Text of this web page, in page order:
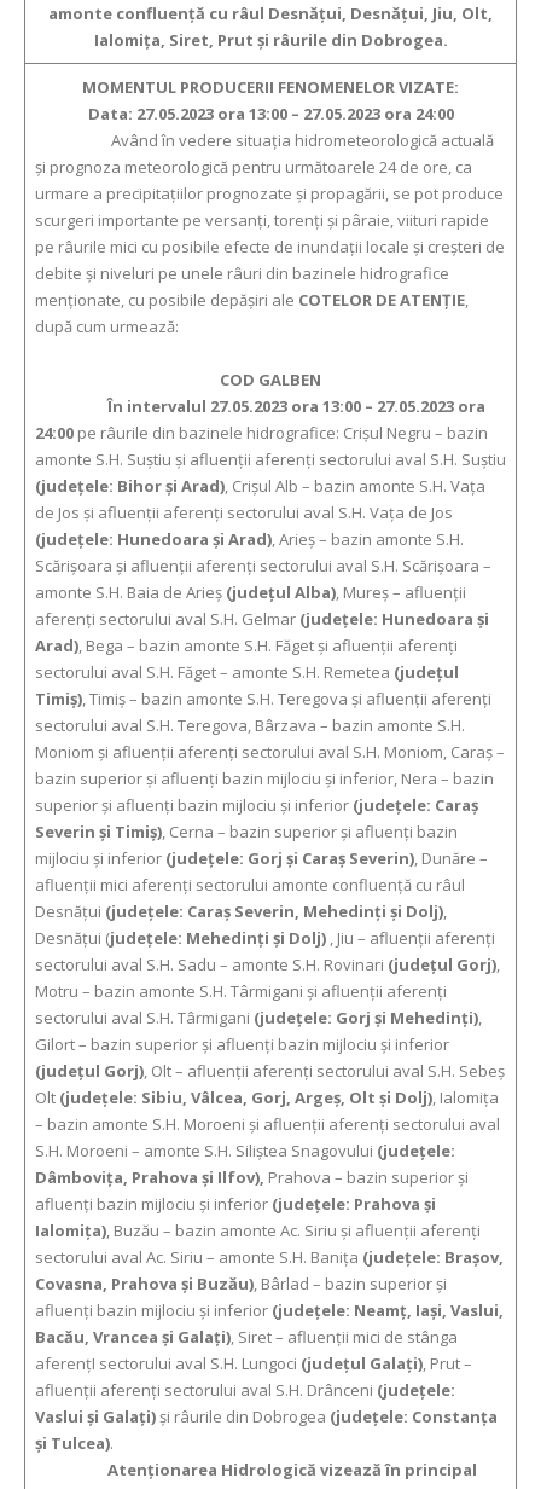
amonte confluenţă cu râul Desnăţui, Desnăţui, Jiu, Olt,
Ialomiţa, Siret, Prut şi râurile din Dobrogea.
MOMENTUL PRODUCERII FENOMENELOR VIZATE:
Data: 27.05.2023 ora 13:00 – 27.05.2023 ora 24:00
Având în vedere situaţia hidrometeorologică actuală
şi prognoza meteorologică pentru următoarele 24 de ore, ca
urmare a precipitaţiilor prognozate şi propagării, se pot produce
scurgeri importante pe versanţi, torenţi şi pâraie, viituri rapide
pe râurile mici cu posibile efecte de inundaţii locale şi creşteri de
debite şi niveluri pe unele râuri din bazinele hidrografice
menţionate, cu posibile depăşiri ale COTELOR DE ATENŢIE,
după cum urmează:
COD GALBEN
În intervalul 27.05.2023 ora 13:00 – 27.05.2023 ora
24:00 pe râurile din bazinele hidrografice: Crişul Negru – bazin
amonte S.H. Suştiu şi afluenţii aferenţi sectorului aval S.H. Suştiu
(judeţele: Bihor şi Arad), Crişul Alb – bazin amonte S.H. Vaţa
de Jos şi afluenţii aferenţi sectorului aval S.H. Vaţa de Jos
(judeţele: Hunedoara şi Arad), Arieş – bazin amonte S.H.
Scărişoara şi afluenţii aferenţi sectorului aval S.H. Scărişoara –
amonte S.H. Baia de Arieş (judeţul Alba), Mureş – afluenţii
aferenţi sectorului aval S.H. Gelmar (judeţele: Hunedoara şi
Arad), Bega – bazin amonte S.H. Făget şi afluenţii aferenţi
sectorului aval S.H. Făget – amonte S.H. Remetea (judeţul
Timiş), Timiş – bazin amonte S.H. Teregova şi afluenţii aferenţi
sectorului aval S.H. Teregova, Bârzava – bazin amonte S.H.
Moniom şi afluenţii aferenţi sectorului aval S.H. Moniom, Caraş –
bazin superior şi afluenţi bazin mijlociu şi inferior, Nera – bazin
superior şi afluenţi bazin mijlociu şi inferior (judeţele: Caraş
Severin şi Timiş), Cerna – bazin superior şi afluenţi bazin
mijlociu şi inferior (judeţele: Gorj şi Caraş Severin), Dunăre –
afluenţii mici aferenţi sectorului amonte confluenţă cu râul
Desnăţui (judeţele: Caraş Severin, Mehedinţi şi Dolj),
Desnăţui (judeţele: Mehedinţi şi Dolj) , Jiu – afluenţii aferenţi
sectorului aval S.H. Sadu – amonte S.H. Rovinari (judeţul Gorj),
Motru – bazin amonte S.H. Târmigani şi afluenţii aferenţi
sectorului aval S.H. Târmigani (judeţele: Gorj şi Mehedinţi),
Gilort – bazin superior şi afluenţi bazin mijlociu şi inferior
(judeţul Gorj), Olt – afluenţii aferenţi sectorului aval S.H. Sebeş
Olt (judeţele: Sibiu, Vâlcea, Gorj, Argeş, Olt şi Dolj), Ialomița
– bazin amonte S.H. Moroeni și afluenții aferenți sectorului aval
S.H. Moroeni – amonte S.H. Siliștea Snagovului (județele:
Dâmbovița, Prahova și Ilfov), Prahova – bazin superior şi
afluenţi bazin mijlociu şi inferior (judeţele: Prahova şi
Ialomiţa), Buzău – bazin amonte Ac. Siriu şi afluenţii aferenţi
sectorului aval Ac. Siriu – amonte S.H. Baniţa (judeţele: Braşov,
Covasna, Prahova şi Buzău), Bârlad – bazin superior şi
afluenţi bazin mijlociu şi inferior (judeţele: Neamţ, Iaşi, Vaslui,
Bacău, Vrancea şi Galaţi), Siret – afluenţii mici de stânga
aferenţI sectorului aval S.H. Lungoci (judeţul Galaţi), Prut –
afluenţii aferenţi sectorului aval S.H. Drânceni (judeţele:
Vaslui şi Galaţi)şi râurile din Dobrogea (judeţele: Constanţa
şi Tulcea).
Atenţionarea Hidrologică vizează în principal